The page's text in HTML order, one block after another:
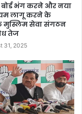
भंग करने और नया
लागू करने के
मुस्लिम सेवा संगठन
तेज
31, 2025